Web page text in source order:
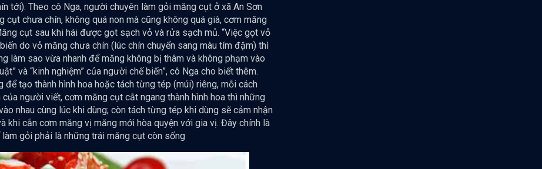
tới). Theo cô Nga, người chuyên làm gỏi măng cụt ở xã An Sơn
chưa chín, không quá non mà cũng không quá già, cơm măng
cụt sau khi hái được gọt sạch vỏ và rửa sạch mủ. “Việc gọt vỏ
do vỏ măng chưa chín (lúc chín chuyển sang màu tím đậm) thì
làm sao vừa nhanh để măng không bị thâm và không phạm vào
và “kinh nghiệm” của người chế biến”, cô Nga cho biết thêm.
tạo thành hình hoa hoặc tách từng tép (múi) riêng, mỗi cách
người viết, cơm măng cụt cắt ngang thành hình hoa thì những
nhau cùng lúc khi dùng; còn tách từng tép khi dùng sẽ cảm nhận
cắn cơm măng vị măng mới hòa quyện với gia vị. Đây chính là
gỏi phải là những trái măng cụt còn sống